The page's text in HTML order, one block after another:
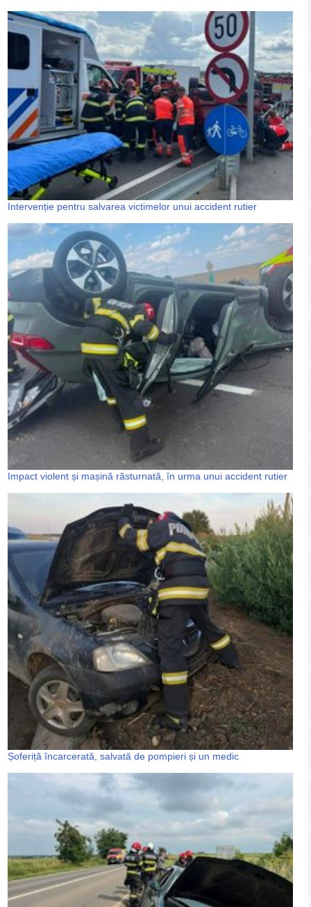
Intervenție pentru salvarea victimelor unui accident rutier
Impact violent și mașină răsturnată, în urma unui accident rutier
Șoferiță încarcerată, salvată de pompieri și un medic